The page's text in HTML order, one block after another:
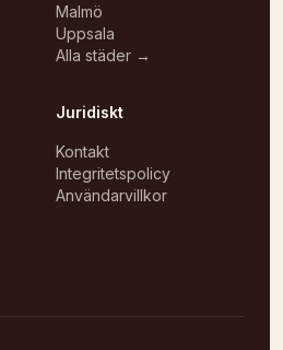
Malmö
Uppsala
Alla städer →
Juridiskt
Kontakt
Integritetspolicy
Användarvillkor